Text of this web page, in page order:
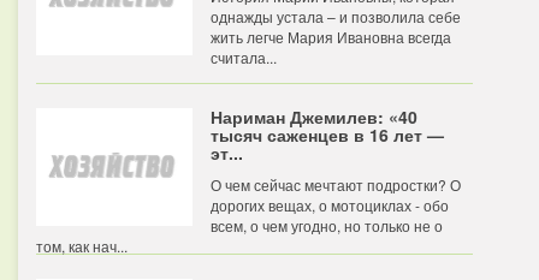
однажды устала – и позволила себе
жить легче Мария Ивановна всегда
считала...
Нариман Джемилев: «40
тысяч саженцев в 16 лет —
эт...
О чем сейчас мечтают подростки? О
дорогих вещах, о мотоциклах - обо
всем, о чем угодно, но только не о
том, как нач...